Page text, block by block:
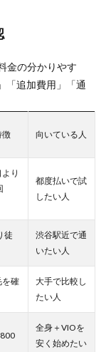
金の分かりやす
「追加費用」「通
徴 向いている人
り
都度払いで試
したい人
徒
渋谷駅近で通
いたい人
を確
大手で比較し
たい人
全身＋VIOを
安く始めたい